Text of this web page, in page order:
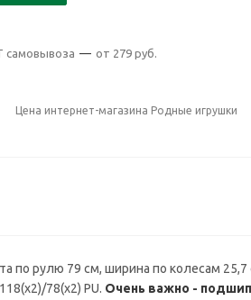
самовывоза — от 279 руб.
Цена интернет-магазина Родные игрушки
по рулю 79 см, ширина по колесам 25,7
78(х2) PU. Очень важно -